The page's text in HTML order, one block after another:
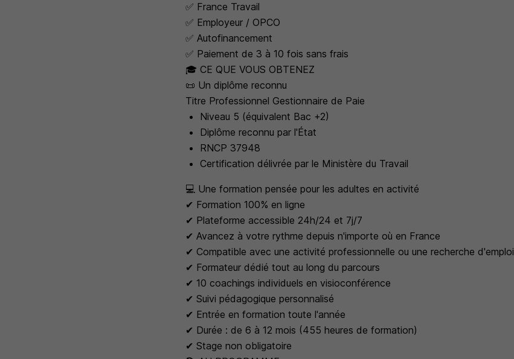
✅ France Travail
✅ Employeur / OPCO
✅ Autofinancement
✅ Paiement de 3 à 10 fois sans frais
🎓 CE QUE VOUS OBTENEZ
📜 Un diplôme reconnu
Titre Professionnel Gestionnaire de Paie
Niveau 5 (équivalent Bac +2)
Diplôme reconnu par l'État
RNCP 37948
Certification délivrée par le Ministère du Travail
💻 Une formation pensée pour les adultes en activité
✔ Formation 100% en ligne
✔ Plateforme accessible 24h/24 et 7j/7
✔ Avancez à votre rythme depuis n'importe où en France
✔ Compatible avec une activité professionnelle ou une recherche d'emploi
✔ Formateur dédié tout au long du parcours
✔ 10 coachings individuels en visioconférence
✔ Suivi pédagogique personnalisé
✔ Entrée en formation toute l'année
✔ Durée : de 6 à 12 mois (455 heures de formation)
✔ Stage non obligatoire